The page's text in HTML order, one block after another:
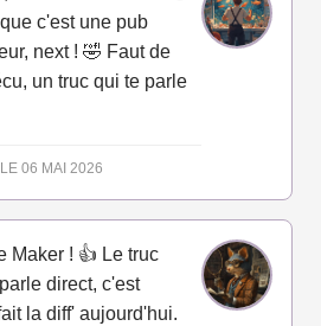
c'est une pub
next ! 🤣 Faut de
un truc qui te parle
LE 06 MAI 2026
Maker ! 👍 Le truc
direct, c'est
la diff' aujourd'hui.